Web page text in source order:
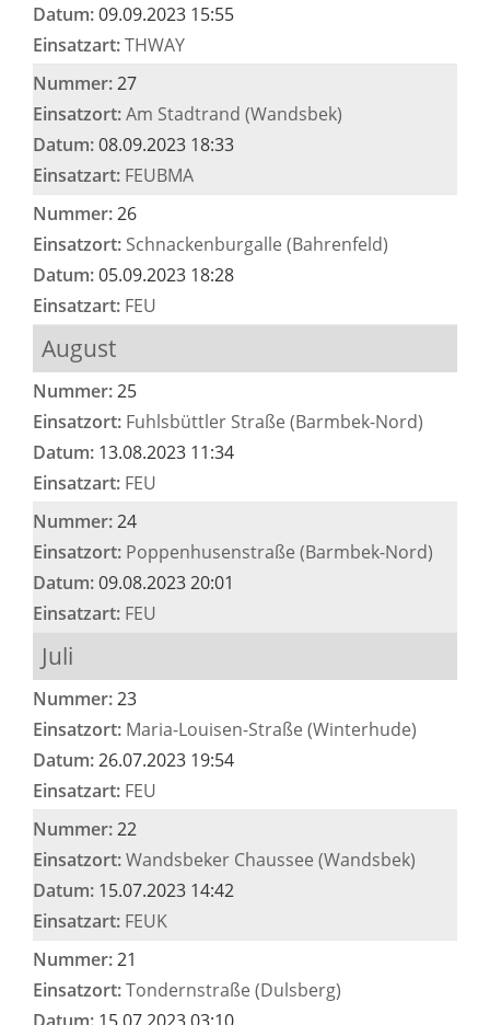
Datum:09.09.2023 15:55
Einsatzart:THWAY
Nummer:27
Einsatzort:Am Stadtrand (Wandsbek)
Datum:08.09.2023 18:33
Einsatzart: FEUBMA
Nummer:26
Einsatzort: Schnackenburgalle (Bahrenfeld)
Datum:05.09.2023 18:28
Einsatzart: FEU
August
Nummer:25
Einsatzort: Fuhlsbüttler Straße (Barmbek-Nord)
Datum: 13.08.2023 11:34
Einsatzart: FEU
Nummer:24
Einsatzort: Poppenhusenstraße (Barmbek-Nord)
Datum:09.08.2023 20:01
Einsatzart: FEU
Juli
Nummer:23
Einsatzort: Maria-Louisen-Straße (Winterhude)
Datum:26.07.2023 19:54
Einsatzart: FEU
Nummer:22
Einsatzort:Wandsbeker Chaussee (Wandsbek)
Datum: 15.07.2023 14:42
Einsatzart: FEUK
Nummer:21
Einsatzort:Tondernstraße (Dulsberg)